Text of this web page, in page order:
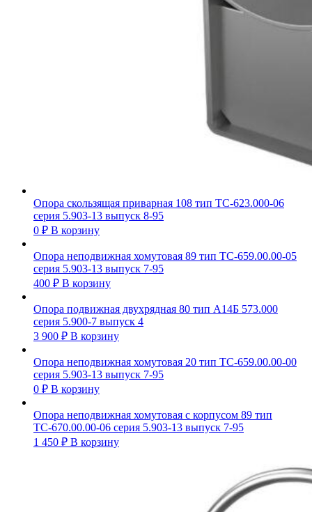
Опора скользящая приварная 108 тип ТС-623.000-06
серия 5.903-13 выпуск 8-95
0 ₽ В корзину
Опора неподвижная хомутовая 89 тип ТС-659.00.00-05
серия 5.903-13 выпуск 7-95
400 ₽ В корзину
Опора подвижная двухрядная 80 тип А14Б 573.000
серия 5.900-7 выпуск 4
3 900 ₽ В корзину
Опора неподвижная хомутовая 20 тип ТС-659.00.00-00
серия 5.903-13 выпуск 7-95
0 ₽ В корзину
Опора неподвижная хомутовая с корпусом 89 тип
ТС-670.00.00-06 серия 5.903-13 выпуск 7-95
1 450 ₽ В корзину